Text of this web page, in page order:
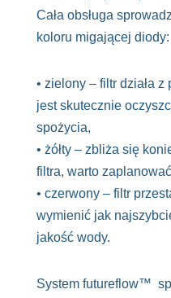
Cała obsługa
koloru migającej diody:
• zielony – filtr działa
jest skutecznie
spożycia,
• żółty – zbliża się
filtra, warto
• czerwony – filtr
wymienić jak
jakość wody.
System futureflow™